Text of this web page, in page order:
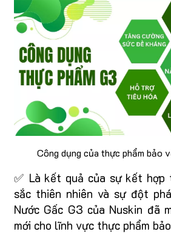
Công dụng của thực phẩm bảo
✅ Là kết quả của sự kết hợp
sắc thiên nhiên và sự đột
Nước Gấc G3 của Nuskin đã
mới cho lĩnh vực thực phẩm